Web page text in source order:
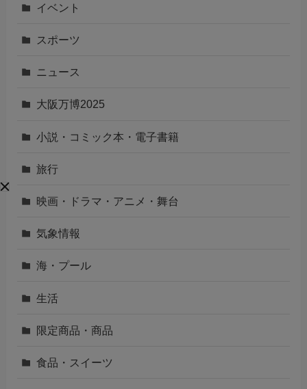
イベント
スポーツ
ニュース
大阪万博2025
小説・コミック本・電子書籍
旅行
映画・ドラマ・アニメ・舞台
気象情報
海・プール
生活
限定商品・商品
食品・スイーツ